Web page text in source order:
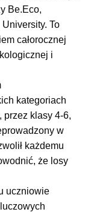
Be.Eco,
To
całorocznej
i
kategoriach
przez klasy 4-6,
w
każdemu
że losy
uczniowie